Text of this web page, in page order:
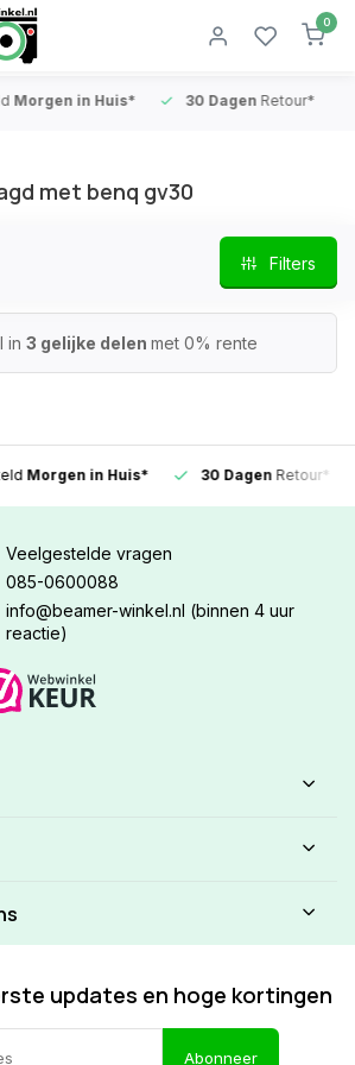
0
in Huis* 30 DagenRetour*
met benq gv30
Filters
in 3 gelijke delen met 0% rente
in Huis* 30 DagenRetour*
Veelgestelde vragen
085-0600088
info@beamer-winkel.nl (binnen 4 uur
reactie)
updates en hoge kortingen
Abonneer